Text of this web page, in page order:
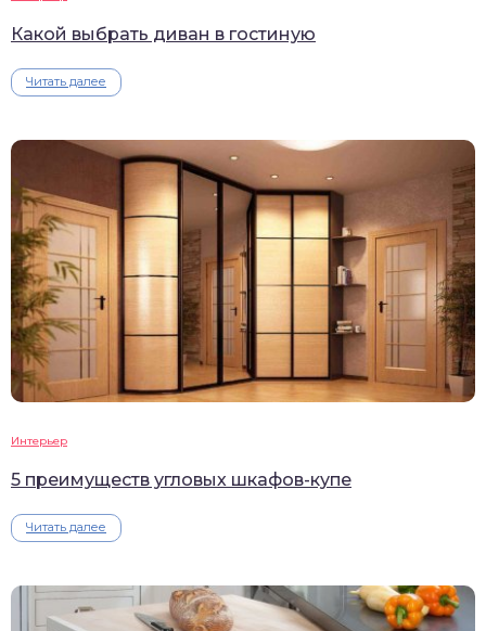
Какой выбрать диван в гостиную
Читать далее
Интерьер
5 преимуществ угловых шкафов-купе
Читать далее